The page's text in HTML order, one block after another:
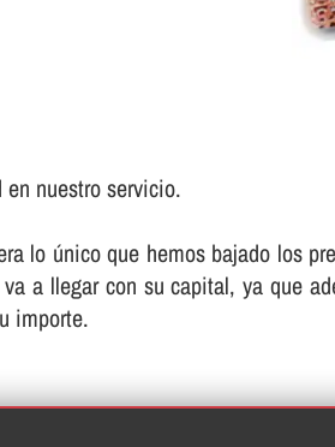
nuestro servicio.
lo único que hemos bajado los
a llegar con su capital, ya que
importe.